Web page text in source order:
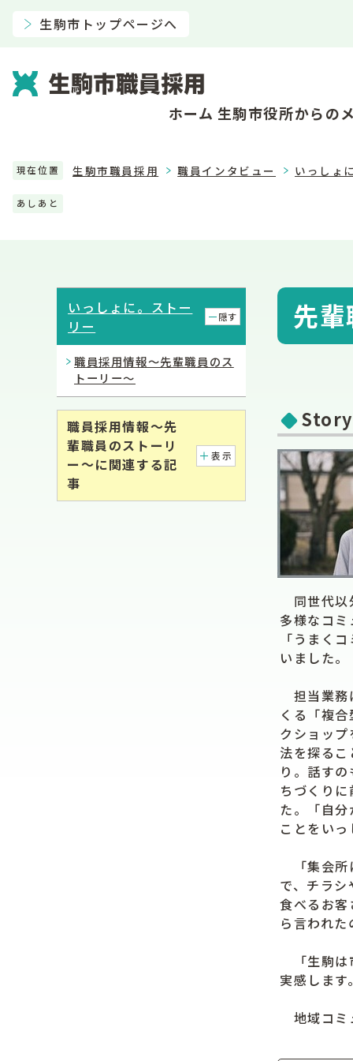
生駒市トップページへ
ホーム 生駒市役所からの
現在位置 生駒市職員採用 職員インタビュー いっしょ
あしあと
先
Story
同世代以
多様なコ
「うまく
いました。
担当業務
くる「複
クショッ
法を探る
り。話す
ちづくり
た。「自
ことをい
「集会所
で、チラ
食べるお
ら言われ
「生駒は
実感しま
地域コミ
いっしょに。ストー
リー
隠す
職員採用情報～先輩職員のス
トーリー～
職員採用情報～先
輩職員のストーリ
ー～に関連する記
事
表示